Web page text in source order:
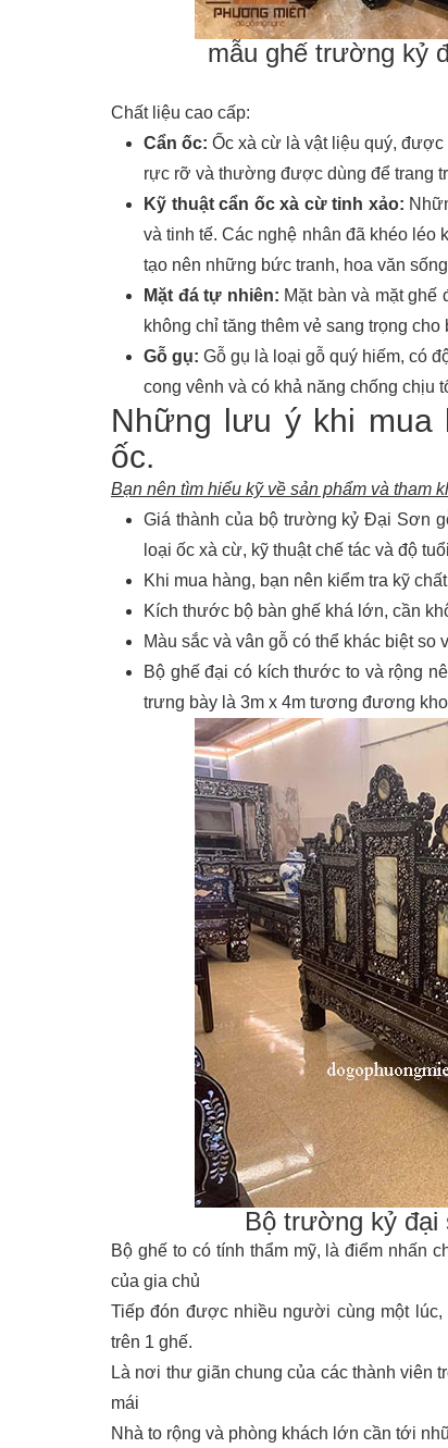
mẫu ghế trường kỷ
Chất liệu cao cấp:
Cẩn ốc: Ốc xà cừ là vật liệu quý,
rực rỡ và thường được dùng để trang
Kỹ thuật cẩn ốc xà cừ tinh xảo:
và tinh tế. Các nghệ nhân đã khéo
tạo nên những bức tranh, hoa văn
Mặt đá tự nhiên: Mặt bàn và mặt ghế
không chỉ tăng thêm vẻ sang trọng
Gỗ gụ: Gỗ gụ là loại gỗ quý hiếm, có
cong vênh và có khả năng chống chịu
Những lưu ý khi
ốc.
Bạn nên tìm hiểu kỹ về sản phẩm và tham
Giá thành của bộ trường kỷ Đại Sơn
loại ốc xà cừ, kỹ thuật chế tác và độ
Khi mua hàng, bạn nên kiểm tra kỹ
Kích thước bộ bàn ghế khá lớn, cần
Màu sắc và vân gỗ có thể khác biệt
Bộ ghế đại có kích thước to và rộng
trưng bày là 3m x 4m tương đương
Bộ trường kỷ đại
Bộ ghế to có tính thẩm mỹ, là điểm nhấn
của gia chủ
Tiếp đón được nhiều người cùng một
trên 1 ghế.
Là nơi thư giãn chung của các thành viên
mái
Nhà to rộng và phòng khách lớn cần tới